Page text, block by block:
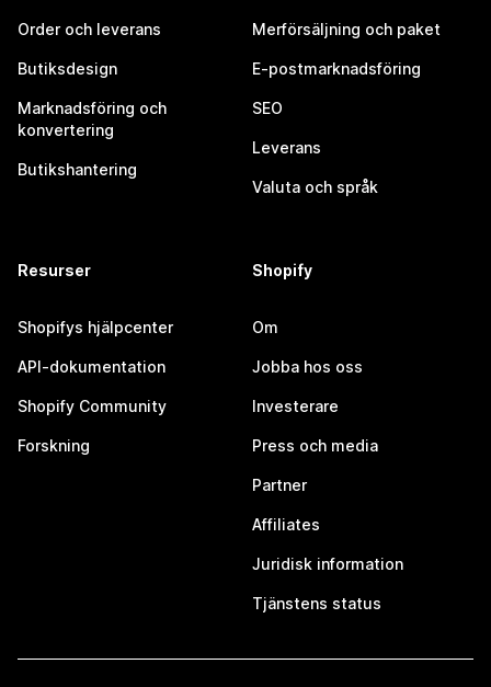
Order och leverans
Butiksdesign
Marknadsföring och
konvertering
Butikshantering
Merförsäljning och paket
E-postmarknadsföring
SEO
Leverans
Valuta och språk
Resurser
Shopifys hjälpcenter
API-dokumentation
Shopify Community
Forskning
Shopify
Om
Jobba hos oss
Investerare
Press och media
Partner
Affiliates
Juridisk information
Tjänstens status